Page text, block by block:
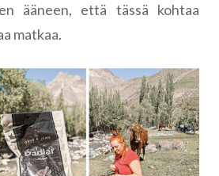
ääneen, että tässä kohtaa
matkaa.